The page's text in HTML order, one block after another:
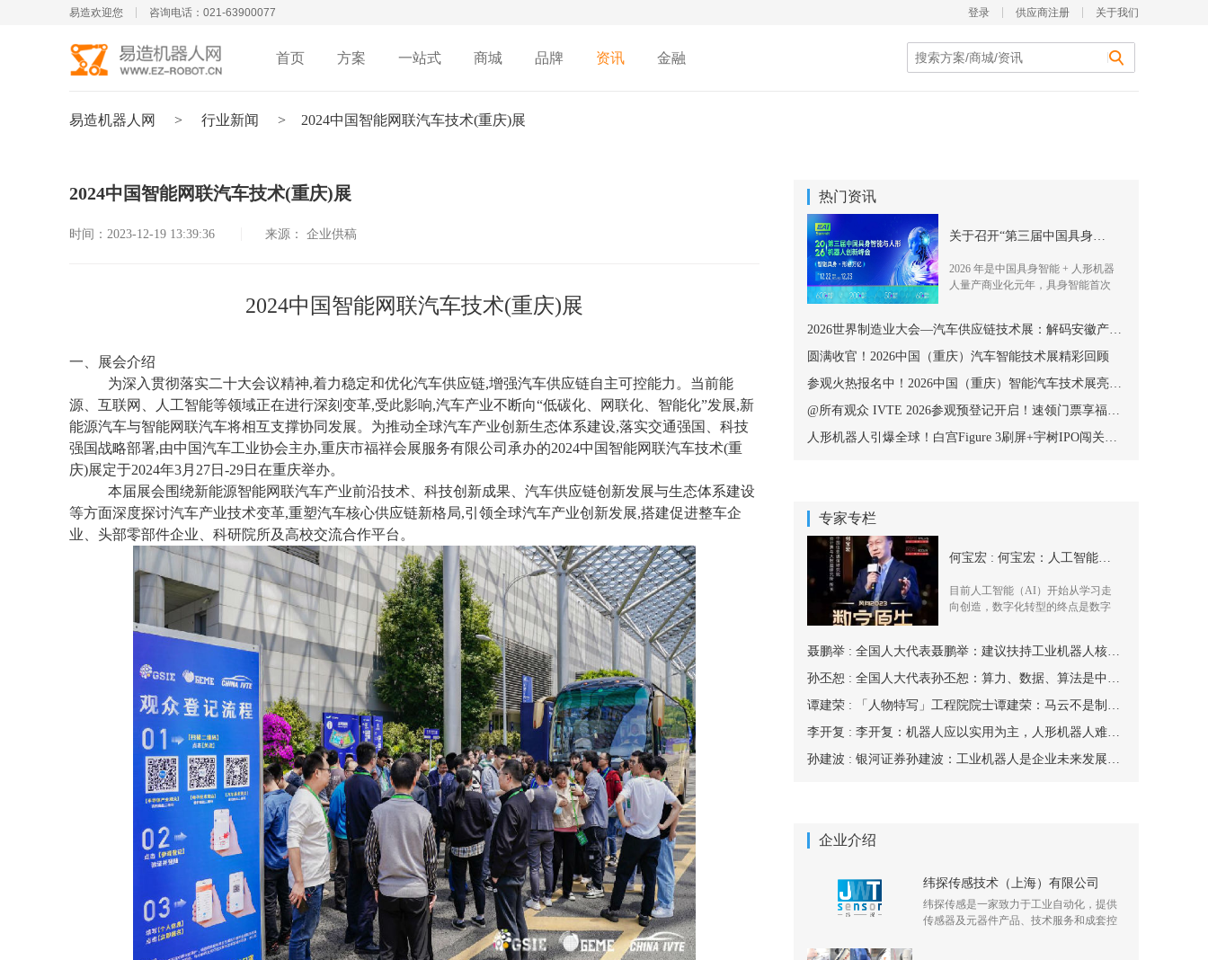
易造欢迎您 咨询电话：021-63900077 关于我们
供应商注册
登录
首页 方案 一站式 商城 品牌 资讯 金融
易造机器人网 > 行业新闻 > 2024中国智能网联汽车技术(重庆)展
2024中国智能网联汽车技术(重庆)展
时间：2023-12-19 13:39:36 来源： 企业供稿
2024中国智能网联汽车技术(重庆)展
一、展会介绍
为深入贯彻落实二十大会议精神,着力稳定和优化汽车供应链,增强汽车供应链自主可控能力。当前能
源、互联网、人工智能等领域正在进行深刻变革,受此影响,汽车产业不断向“低碳化、网联化、智能化”发展,新
能源汽车与智能网联汽车将相互支撑协同发展。为推动全球汽车产业创新生态体系建设,落实交通强国、科技
强国战略部署,由中国汽车工业协会主办,重庆市福祥会展服务有限公司承办的2024中国智能网联汽车技术(重
庆)展定于2024年3月27日-29日在重庆举办。
本届展会围绕新能源智能网联汽车产业前沿技术、科技创新成果、汽车供应链创新发展与生态体系建设
等方面深度探讨汽车产业技术变革,重塑汽车核心供应链新格局,引领全球汽车产业创新发展,搭建促进整车企
业、头部零部件企业、科研院所及高校交流合作平台。
热门资讯
关于召开“第三届中国具身智能与人形机器人创新峰会”的通知
2026 年是中国具身智能 + 人形机器
人量产商业化元年，具身智能首次
2026世界制造业大会—汽车供应链技术展：解码安徽产业生态
圆满收官！2026中国（重庆）汽车智能技术展精彩回顾
参观火热报名中！2026中国（重庆）智能汽车技术展亮点速戳~
@所有观众 IVTE 2026参观预登记开启！速领门票享福利！
人形机器人引爆全球！白宫Figure 3刷屏+宇树IPO闯关，2026杭州峰会重磅嘉宾抢先亮相
专家专栏
何宝宏 : 何宝宏：人工智能开始从学习走向创造
目前人工智能（AI）开始从学习走
向创造，数字化转型的终点是数字
聂鹏举 : 全国人大代表聂鹏举：建议扶持工业机器人核心零部件产业
孙丕恕 : 全国人大代表孙丕恕：算力、数据、算法是中国“新基建”的基础支撑
谭建荣 : 「人物特写」工程院院士谭建荣：马云不是制造业的杀手，工业机器人也不是救命良药
李开复 : 李开复：机器人应以实用为主，人形机器人难以盛行于世
孙建波 : 银河证券孙建波：工业机器人是企业未来发展布局的重中之重
企业介绍
纬探传感技术（上海）有限公司
纬探传感是一家致力于工业自动化，提供
传感器及元器件产品、技术服务和成套控